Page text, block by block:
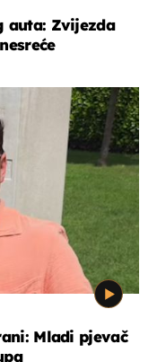
auta: Zvijezda
Mladi pjevač